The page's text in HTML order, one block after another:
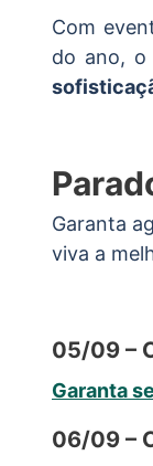
Com
do ano, o
Garanta
viva a
05/09 –
Garanta
06/09 –